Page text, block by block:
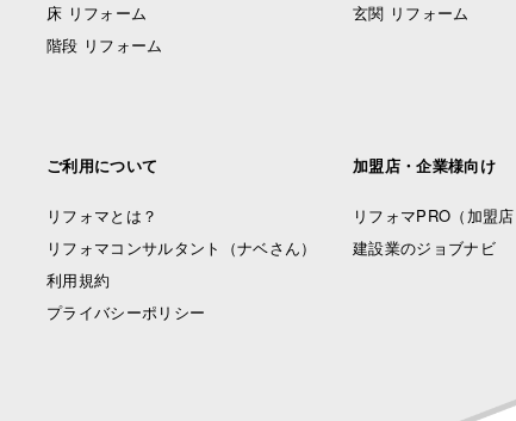
床 リフォーム
階段 リフォーム
玄関 リフォーム
ご利用について
リフォマとは？
リフォマコンサルタント（ナベさん）
利用規約
プライバシーポリシー
加盟店・企業様向け
リフォマPRO （加盟
建設業のジョブナビ